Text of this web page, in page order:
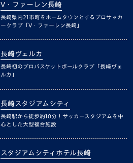
V・ファーレン長崎
長崎県内21市町をホームタウンとするプロサッカ
ークラブ「V・ファーレン長崎」
長崎ヴェルカ
長崎初のプロバスケットボールクラブ「長崎ヴェ
ルカ」
長崎スタジアムシティ
長崎駅から徒歩約10分！サッカースタジアムを中
心とした大型複合施設
スタジアムシティホテル長崎